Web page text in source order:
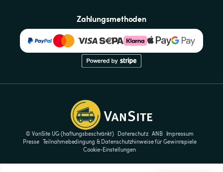
Zahlungsmethoden
© VanSite UG (haftungsbeschränkt) Datenschutz ANB
Impressum
Presse Teilnahmebedingung & Datenschutzhinweise für Gewinnspiele
Cookie-Einstellungen